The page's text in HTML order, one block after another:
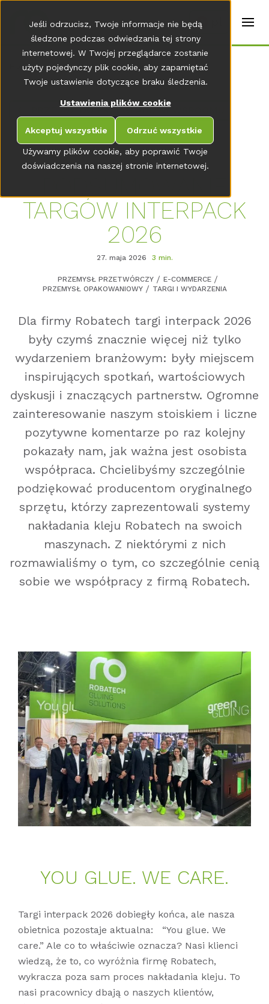
Używamy plików cookie, aby poprawić Twoje
doświadczenia na naszej stronie internetowej.
Jeśli odrzucisz, Twoje informacje nie będą
śledzone podczas odwiedzania tej strony
internetowej. W Twojej przeglądarce zostanie
użyty pojedynczy plik cookie, aby zapamiętać
Twoje ustawienie dotyczące braku śledzenia.
Ustawienia plików cookie
Akceptuj wszystkie Odrzuć wszystkie
t
r
s
E
n
g
Home
PRZEJDŹ DO PRZEGLĄDU NEWSROOMU
TARGÓW INTERPACK
2026
27. maja 2026 3 min.
PRZEMYSŁ PRZETWÓRCZY
E-COMMERCE
PRZEMYSŁ OPAKOWANIOWY
TARGI I WYDARZENIA
Dla firmy Robatech targi interpack 2026
były czymś znacznie więcej niż tylko
wydarzeniem branżowym: były miejscem
inspirujących spotkań, wartościowych
dyskusji i znaczących partnerstw. Ogromne
zainteresowanie naszym stoiskiem i liczne
pozytywne komentarze po raz kolejny
pokazały nam, jak ważna jest osobista
współpraca. Chcielibyśmy szczególnie
podziękować producentom oryginalnego
sprzętu, którzy zaprezentowali systemy
nakładania kleju Robatech na swoich
maszynach. Z niektórymi z nich
rozmawialiśmy o tym, co szczególnie cenią
sobie we współpracy z firmą Robatech.
YOU GLUE. WE CARE.
Targi interpack 2026 dobiegły końca, ale nasza
obietnica pozostaje aktualna:
“You glue. We
care.” Ale co to właściwie oznacza? Nasi klienci
wiedzą, że to, co wyróżnia firmę Robatech,
wykracza poza sam proces nakładania kleju. To
nasi pracownicy dbają o naszych klientów,